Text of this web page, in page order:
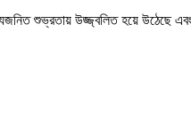
শুভ্রতায় উজ্জ্বলিত হয়ে উঠেছে